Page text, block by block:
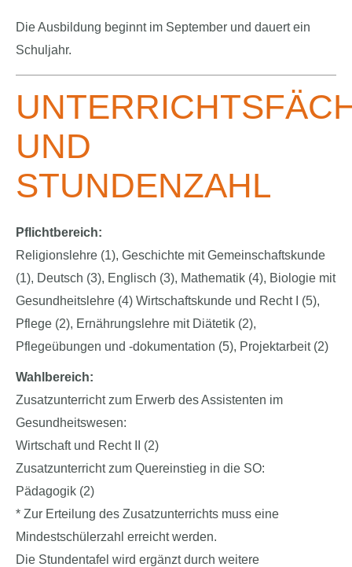
Die Ausbildung beginnt im September und dauert ein
Schuljahr.
UND
STUNDENZAHL
Pflichtbereich:
Religionslehre (1), Geschichte mit Gemeinschaftskunde
(1), Deutsch (3), Englisch (3), Mathematik (4), Biologie mit
Gesundheitslehre (4) Wirtschaftskunde und Recht I (5),
Pflege (2), Ernährungslehre mit Diätetik (2),
Pflegeübungen und -dokumentation (5), Projektarbeit (2)
Wahlbereich:
Zusatzunterricht zum Erwerb des Assistenten im
Gesundheitswesen:
Wirtschaft und Recht II (2)
Zusatzunterricht zum Quereinstieg in die SO:
Pädagogik (2)
* Zur Erteilung des Zusatzunterrichts muss eine
Mindestschülerzahl erreicht werden.
Die Stundentafel wird ergänzt durch weitere